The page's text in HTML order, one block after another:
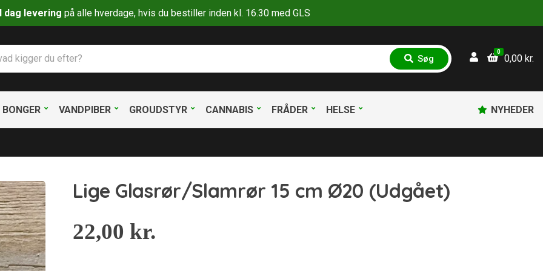
dag levering på alle hverdage, hvis du bestiller inden kl. 16.30 med GLS
S
ø
Søg
0
0,00 kr.
BONGER VANDPIBER GROUDSTYR CANNABIS FRÅDER HELSE NYHEDER
Lige Glasrør/Slamrør 15 cm Ø20 (Udgået)
22,00 kr.